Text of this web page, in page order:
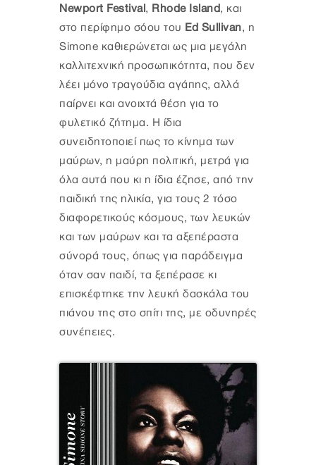
Newport Festival , Rhode Island, και
στο περίφημο σόου του Ed Sullivan, η
Simone καθιερώνεται ως μια μεγάλη
καλλιτεχνική προσωπικότητα, που δεν
λέει μόνο τραγούδια αγάπης, αλλά
παίρνει και ανοιχτά θέση για το
φυλετικό ζήτημα. Η ίδια
συνειδητοποιεί πως το κίνημα των
μαύρων, η μαύρη πολιτική, μετρά για
όλα αυτά που κι η ίδια έζησε, από την
παιδική της ηλικία, για τους 2 τόσο
διαφορετικούς κόσμους, των λευκών
και των μαύρων και τα αξεπέραστα
σύνορά τους, όπως για παράδειγμα
όταν σαν παιδί, τα ξεπέρασε κι
επισκέφτηκε την λευκή δασκάλα του
πιάνου της στο σπίτι της, με οδυνηρές
συνέπειες.